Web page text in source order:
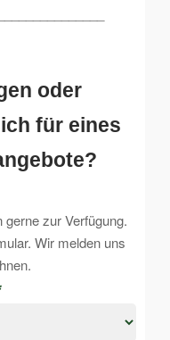
oder
für eines
zur Verfügung.
Wir melden uns